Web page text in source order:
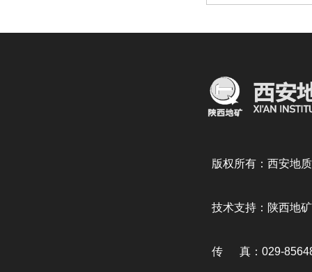
版权所有：西安地
技术支持：陕西地
传 真：029-